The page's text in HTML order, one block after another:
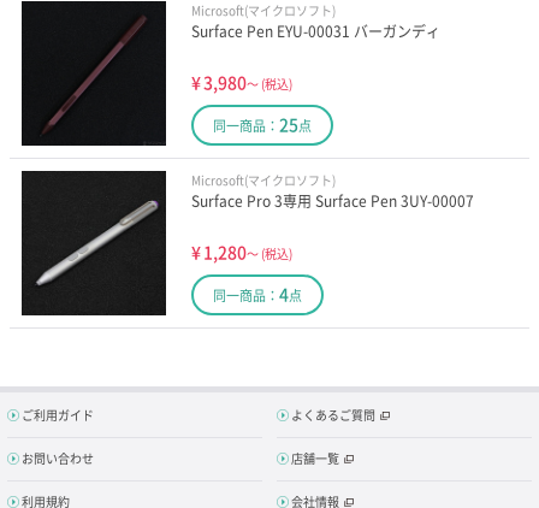
Microsoft(マイクロソフト)
Surface Pen EYU-00031 バーガンディ
¥3,980～ (税込)
同一商品： 25点
Microsoft(マイクロソフト)
Surface Pro 3専用 Surface Pen 3UY-00007
¥1,280～ (税込)
同一商品： 4点
ご利用ガイド よくあるご質問
お問い合わせ 店舗一覧
利用規約 会社情報